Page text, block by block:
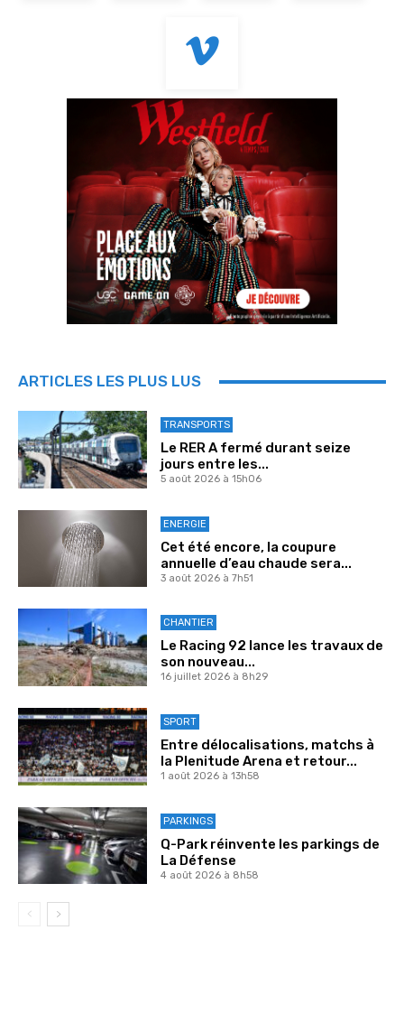
ARTICLES LES PLUS LUS
TRANSPORTS
Le RER A fermé durant seize
jours entre les...
5 août 2026 à 15h06
ENERGIE
Cet été encore, la coupure
annuelle d’eau chaude sera...
3 août 2026 à 7h51
CHANTIER
Le Racing 92 lance les travaux de
son nouveau...
16 juillet 2026 à 8h29
SPORT
Entre délocalisations, matchs à
la Plenitude Arena et retour...
1 août 2026 à 13h58
PARKINGS
Q-Park réinvente les parkings de
La Défense
4 août 2026 à 8h58